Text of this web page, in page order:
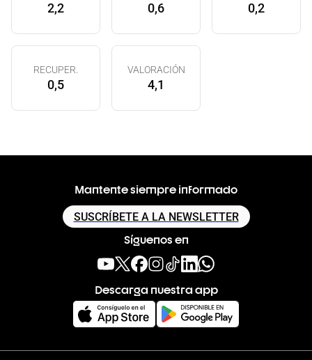
2,2 0,6 0,2
RECUPER.
0,5
VALORACIÓN
4,1
Mantente siempre informado
SUSCRÍBETE A LA NEWSLETTER
Síguenos en
Descarga nuestra app